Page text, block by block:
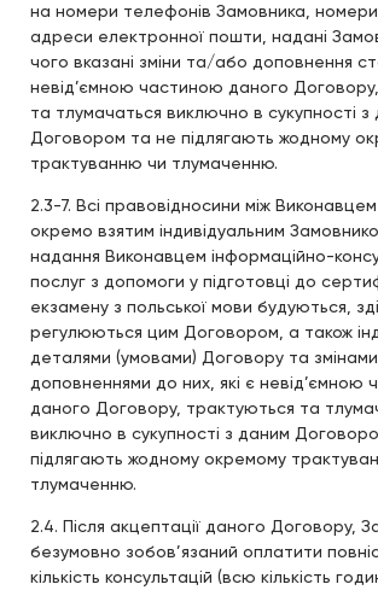
на номери телефонів Замовника,
адреси електронної пошти, надані
чого вказані зміни та/або доповнення
невід’ємною частиною даного
та тлумачаться виключно в сукупності з
Договором та не підлягають жодному
трактуванню чи тлумаченню.
2.3-7. Всі правовідносини між
окремо взятим індивідуальним
надання Виконавцем інформаційно-
послуг з допомоги у підготовці до
екзамену з польської мови будуються,
регулюються цим Договором, а також
деталями (умовами) Договору та змінами
доповненнями до них, які є невід’ємною
даного Договору, трактуються та
виключно в сукупності з даним
підлягають жодному окремому
тлумаченню.
2.4. Після акцептації даного Договору,
безумовно зобов’язаний оплатити
кількість консультацій (всю кількість